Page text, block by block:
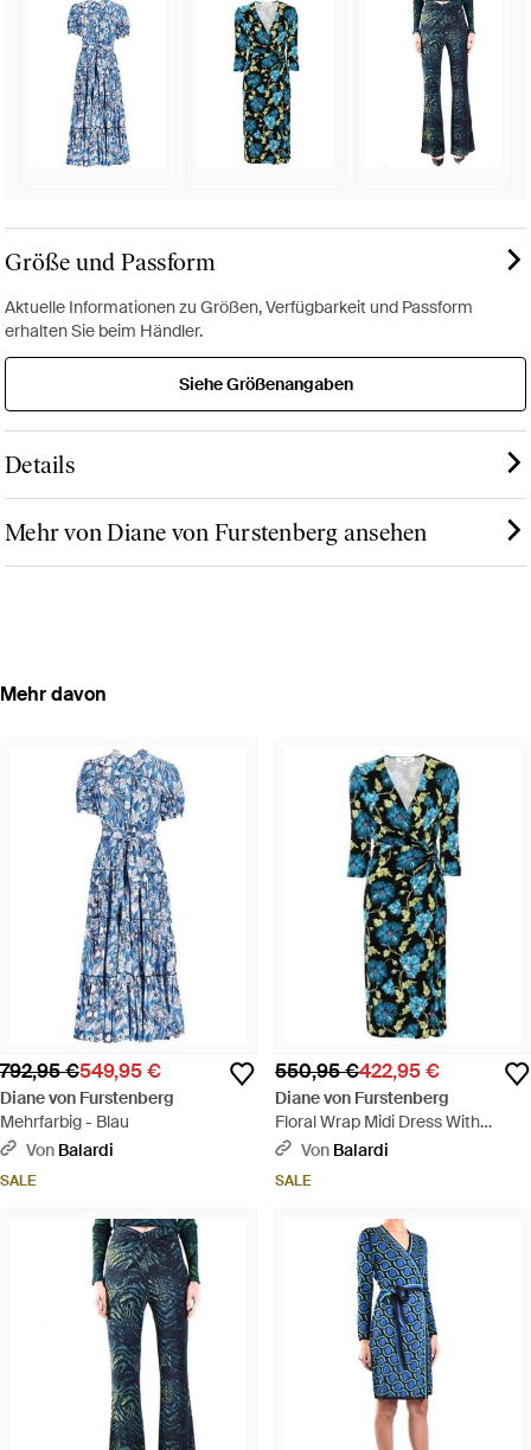
Größe und Passform
Aktuelle Informationen zu Größen, Verfügbarkeit und Passform
erhalten Sie beim Händler.
Siehe Größenangaben
Details
Mehr von Diane von Furstenberg ansehen
Mehr davon
792,95 €549,95 €
Diane von Furstenberg
Mehrfarbig - Blau
Von Balardi
SALE
550,95 €422,95 €
Diane von Furstenberg
Floral Wrap Midi Dress With
Elegant V-N - Blau
Von Balardi
SALE